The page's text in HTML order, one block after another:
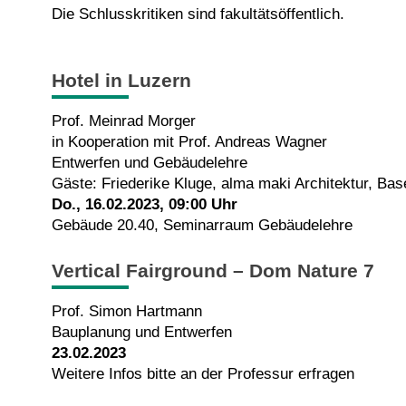
Die Schlusskritiken sind fakultätsöffentlich.
Hotel in Luzern
Prof. Meinrad Morger
in Kooperation mit Prof. Andreas Wagner
Entwerfen und Gebäudelehre
Gäste: Friederike Kluge, alma maki Architektur,
Do., 16.02.2023, 09:00 Uhr
Gebäude 20.40, Seminarraum Gebäudelehre
Vertical Fairground – Dom Nature 7
Prof. Simon Hartmann
Bauplanung und Entwerfen
23.02.2023
Weitere Infos bitte an der Professur erfragen